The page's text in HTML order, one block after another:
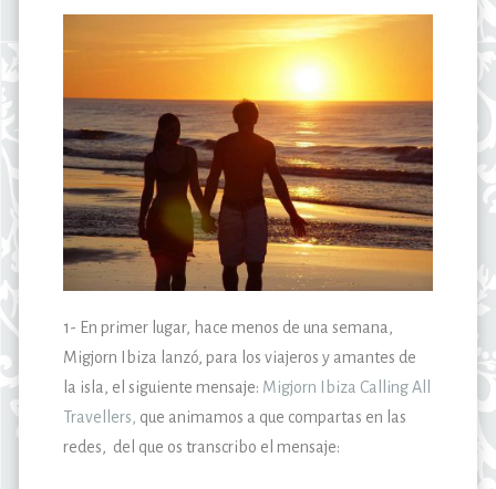
1- En primer lugar, hace menos de una semana,
Migjorn Ibiza lanzó, para los viajeros y amantes de
la isla, el siguiente mensaje: Migjorn Ibiza Calling All
Travellers, que animamos a que compartas en las
redes, del que os transcribo el mensaje: